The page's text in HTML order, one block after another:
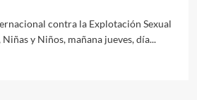
contra la Explotación Sexual
y Niños, mañana jueves, día...